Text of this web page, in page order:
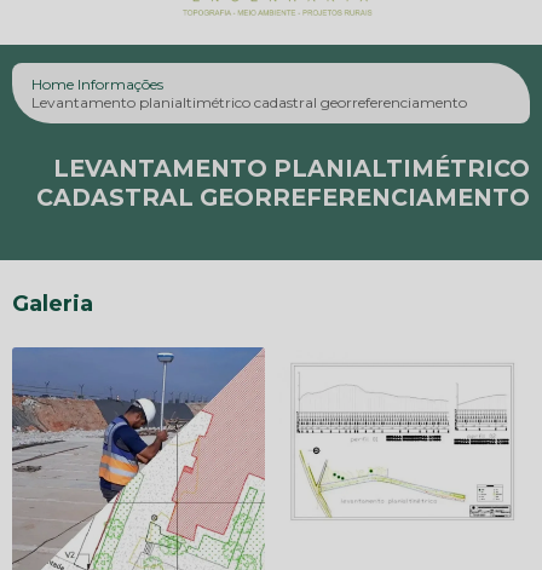
Home Informações
Levantamento planialtimétrico cadastral georreferenciamento
LEVANTAMENTO PLANIALTIMÉTRICO
CADASTRAL GEORREFERENCIAMENTO
Galeria